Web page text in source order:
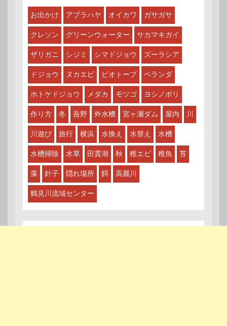
お出かけ アブラハヤ オイカワ ガサガサ
クレソン グリーンウォーター サカマキガイ
ザリガニ シジミ シマドジョウ ズーラシア
ドジョウ ヌカエビ ビオトープ ベランダ
ホトケドジョウ メダカ モツゴ ヨシノボリ
作り方 冬 吾野 外水槽 宮ヶ瀬ダム 屋内 川
川遊び 旅行 横浜 水換え 水替え 水槽
水槽掃除 水草 田貫湖 秋 稚エビ 稚魚 苔
藻 針子 隠れ場所 餌 高麗川
鶴見川流域センター